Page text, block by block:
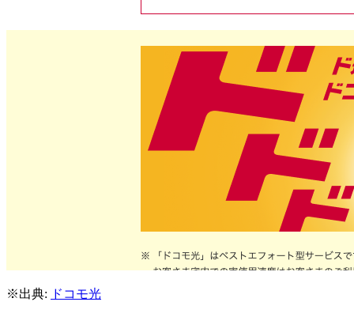
※出典: ドコモ光